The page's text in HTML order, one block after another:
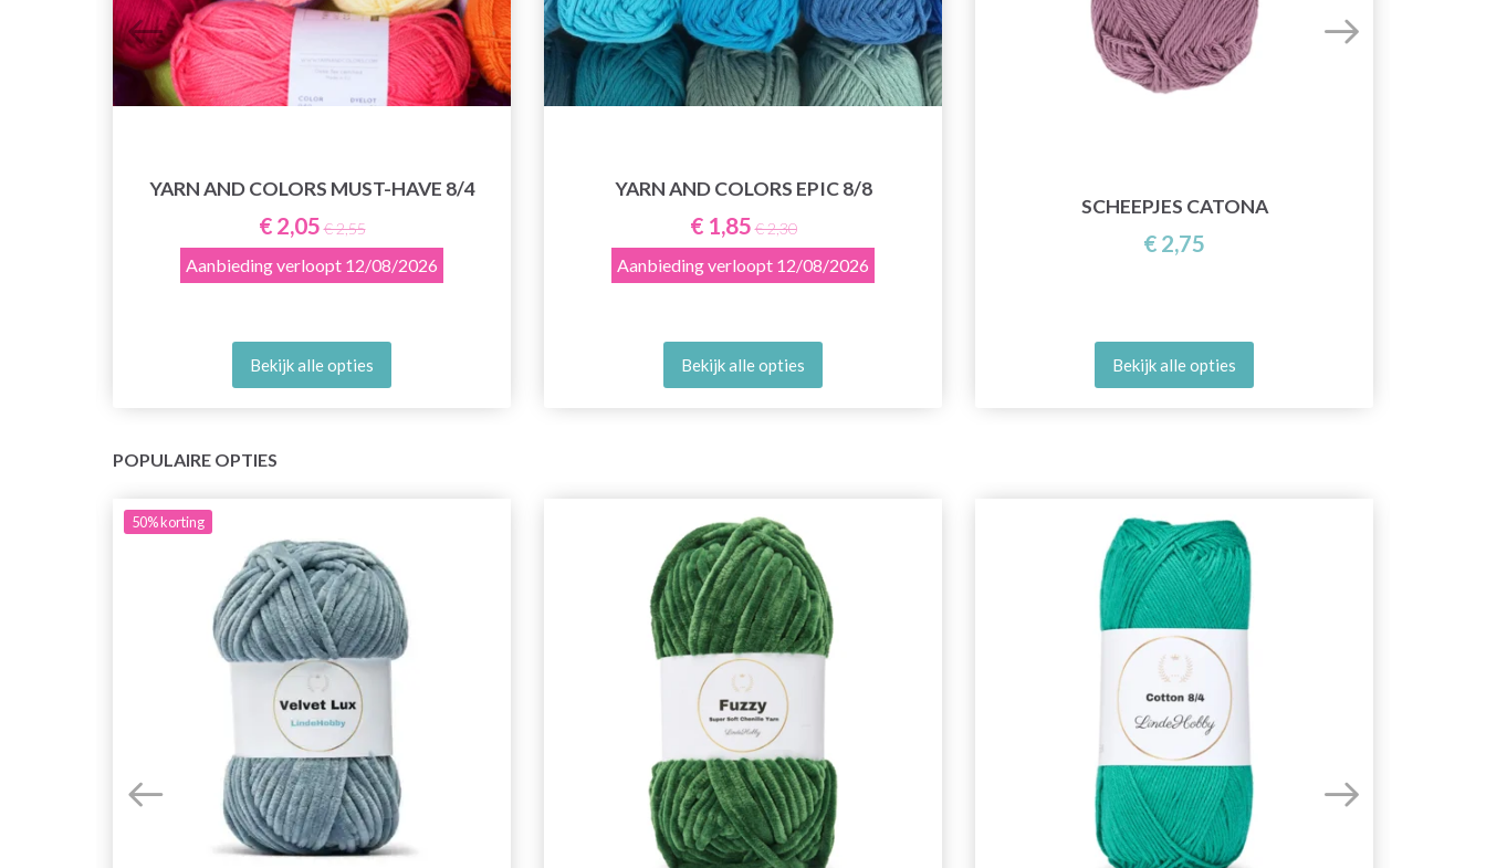
YARN AND COLORS MUST-HAVE 8/4
€ 2,05 € 2,55
Aanbieding verloopt 12/08/2026
Bekijk alle opties
YARN AND COLORS EPIC 8/8
€ 1,85 € 2,30
Aanbieding verloopt 12/08/2026
Bekijk alle opties
SCHEEPJES CATONA
€ 2,75
Bekijk alle opties
POPULAIRE OPTIES
50%korting